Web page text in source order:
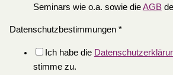
Seminars wie o.a. sowie dieAGB
Datenschutzbestimmungen *
Ich habe die
stimme zu.